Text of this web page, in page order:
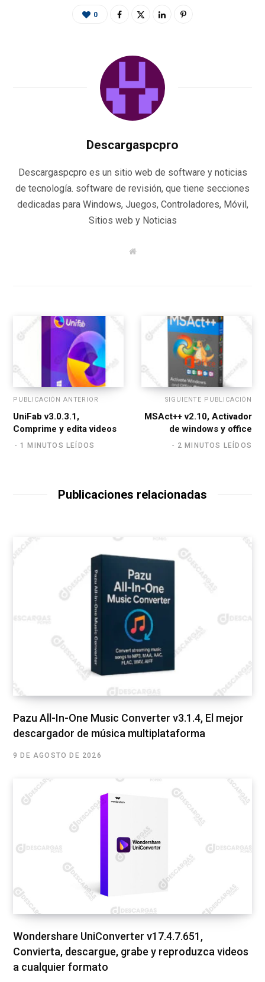
0
Descargaspcpro
Descargaspcpro es un sitio web de software y noticias
de tecnología. software de revisión, que tiene secciones
dedicadas para Windows, Juegos, Controladores, Móvil,
Sitios web y Noticias
W
PUBLICACIÓN ANTERIOR
UniFab v3.0.3.1,
Comprime y edita videos
1 MINUTOS LEÍDOS
SIGUIENTE PUBLICACIÓN
MSAct++ v2.10, Activador
de windows y office
2 MINUTOS LEÍDOS
Publicaciones relacionadas
Pazu All-In-One Music Converter v3.1.4, El mejor
descargador de música multiplataforma
9 DE AGOSTO DE 2026
Wondershare UniConverter v17.4.7.651,
Convierta, descargue, grabe y reproduzca videos
a cualquier formato